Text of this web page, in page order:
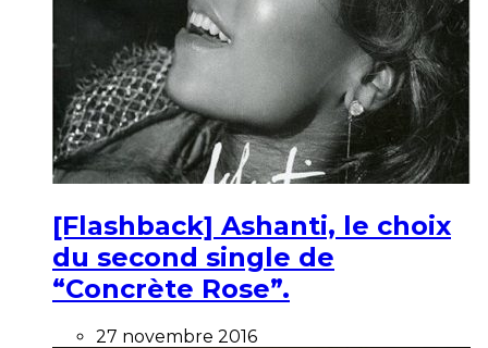
[Flashback] Ashanti, le choix
du second single de
“Concrète Rose”.
27 novembre 2016